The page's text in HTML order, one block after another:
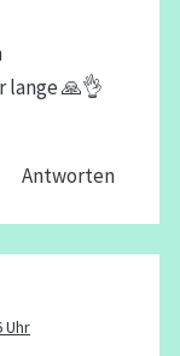
lange 🙏👌
Antworten
Uhr